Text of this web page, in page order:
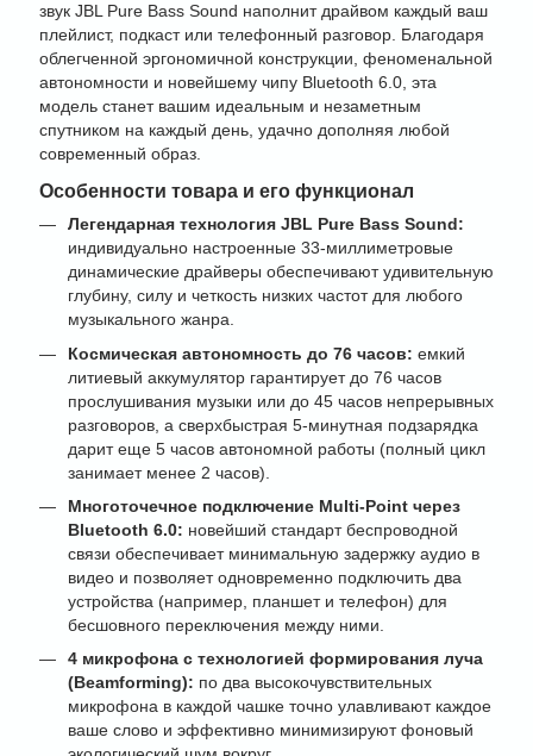
звук JBL Pure Bass Sound наполнит драйвом каждый ваш
плейлист, подкаст или телефонный разговор. Благодаря
облегченной эргономичной конструкции, феноменальной
автономности и новейшему чипу Bluetooth 6.0, эта
модель станет вашим идеальным и незаметным
спутником на каждый день, удачно дополняя любой
современный образ.
Особенности товара и его функционал
Легендарная технология JBL Pure Bass Sound:
индивидуально настроенные 33-миллиметровые
динамические драйверы обеспечивают удивительную
глубину, силу и четкость низких частот для любого
музыкального жанра.
Космическая автономность до 76 часов: емкий
литиевый аккумулятор гарантирует до 76 часов
прослушивания музыки или до 45 часов непрерывных
разговоров, а сверхбыстрая 5-минутная подзарядка
дарит еще 5 часов автономной работы (полный цикл
занимает менее 2 часов).
Многоточечное подключение Multi-Point через
Bluetooth 6.0: новейший стандарт беспроводной
связи обеспечивает минимальную задержку аудио в
видео и позволяет одновременно подключить два
устройства (например, планшет и телефон) для
бесшовного переключения между ними.
4 микрофона с технологией формирования луча
(Beamforming): по два высокочувствительных
микрофона в каждой чашке точно улавливают каждое
ваше слово и эффективно минимизируют фоновый